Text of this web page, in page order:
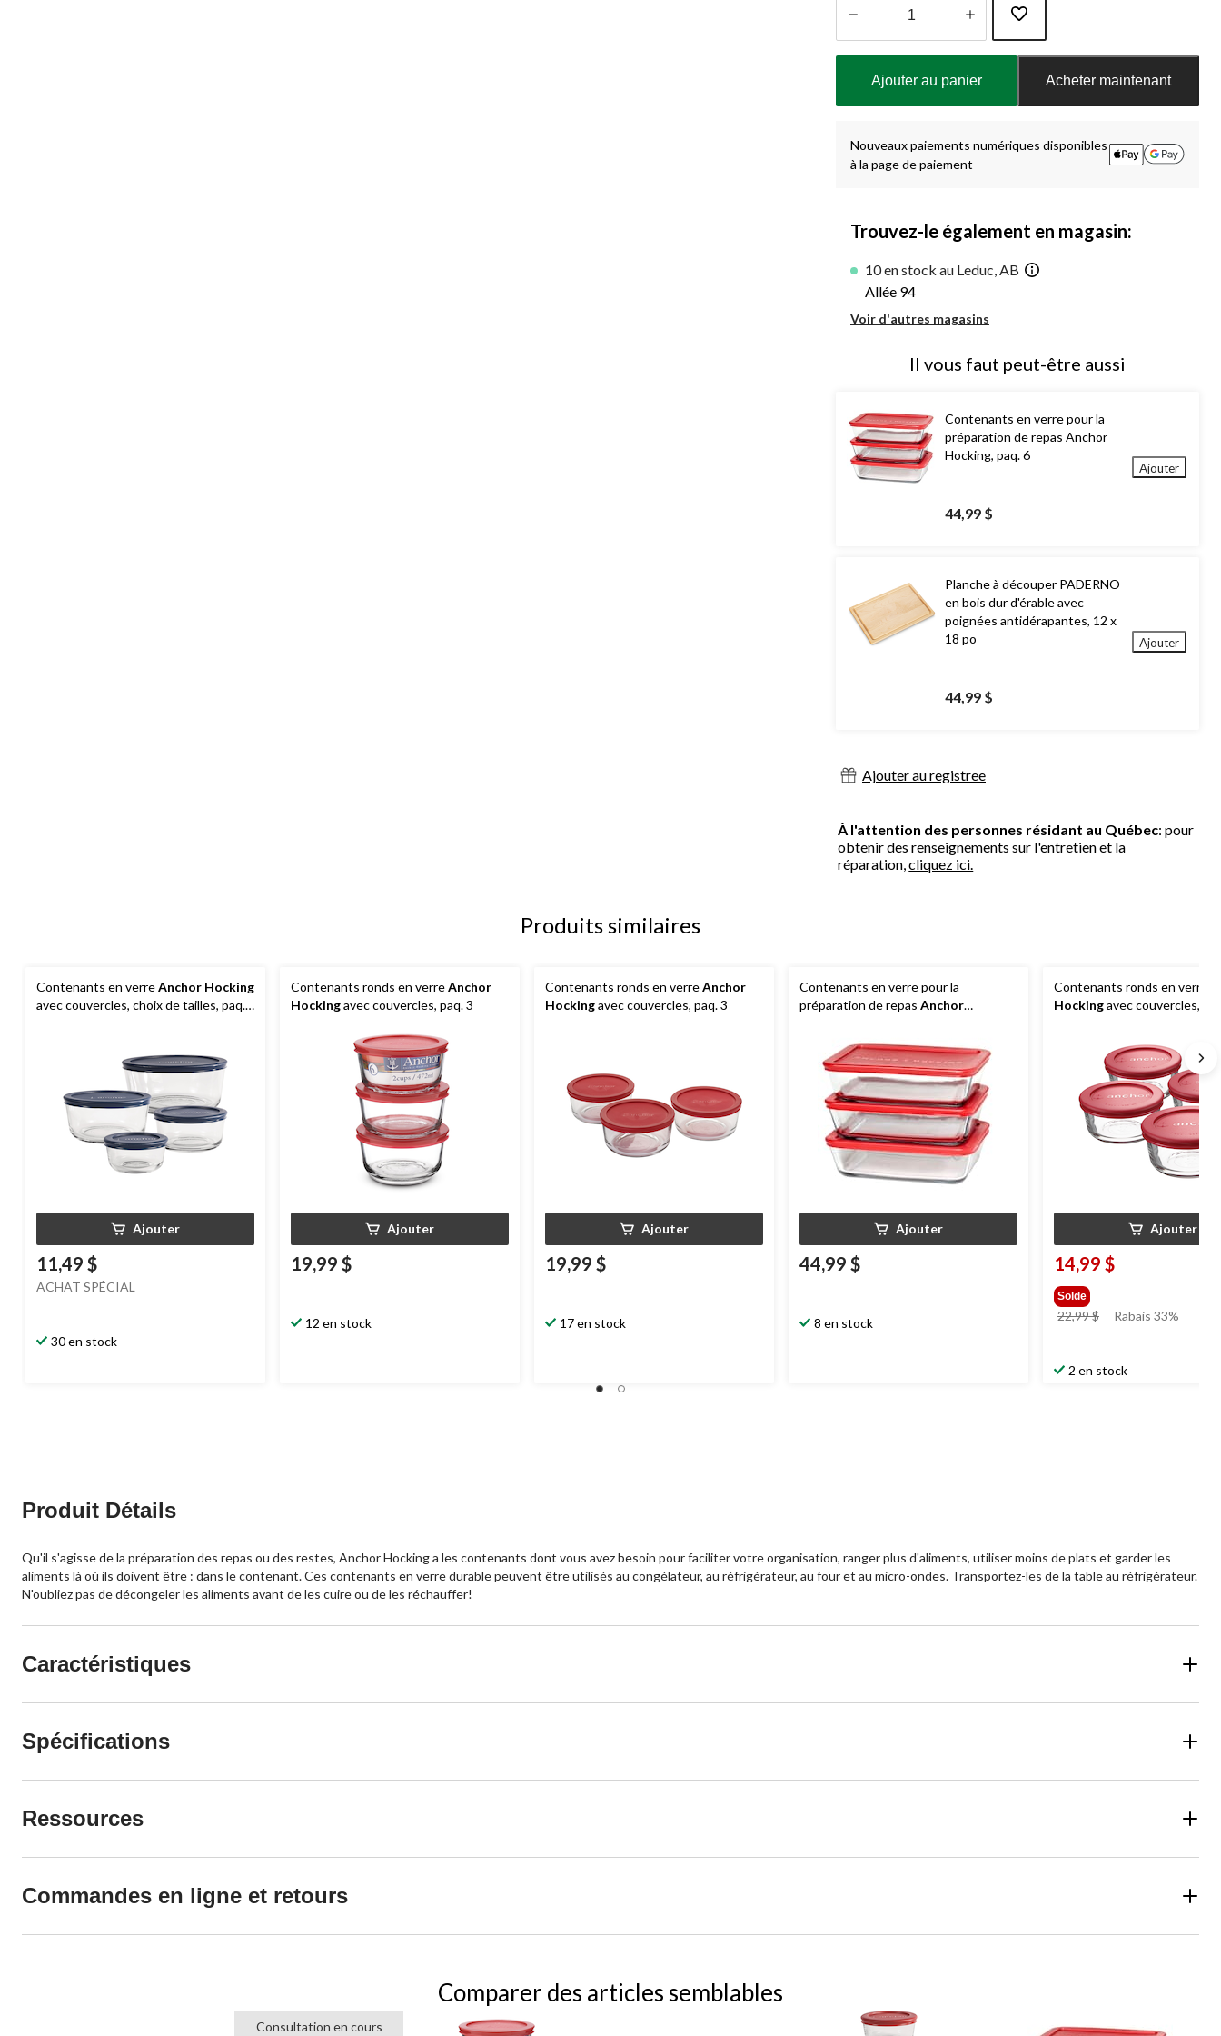
Ajouter au panier Acheter maintenant
Nouveaux paiements numériques disponibles
à la page de paiement
Trouvez-le également en magasin:
10 en stock au Leduc, AB
Allée 94
Voir d'autres magasins
Il vous faut peut-être aussi
Contenants en verre pour la
préparation de repas Anchor
Hocking, paq. 6
44,99 $
Ajouter
Planche à découper PADERNO
en bois dur d'érable avec
poignées antidérapantes, 12 x
18 po
44,99 $
Ajouter
Ajouter au registree
À l'attention des personnes résidant au Québec: pour
obtenir des renseignements sur l'entretien et la
réparation,cliquez ici.
Produits similaires
Contenants en verreAnchor Hocking
avec couvercles, choix de tailles, paq.
Ajouter
11,49 $
ACHAT SPÉCIAL
30 en stock
Contenants ronds en verreAnchor
Hockingavec couvercles, paq. 3
Ajouter
19,99 $
12 en stock
Contenants ronds en verreAnchor
Hockingavec couvercles, paq. 3
Ajouter
19,99 $
17 en stock
Contenants en verre pour la
préparation de repas Anchor
Ajouter
44,99 $
8 en stock
Contenants ronds en verre
Hockingavec couvercles,
Ajouter
14,99 $
Solde
22,99 $
prixRabais 33%
2 en stock
Produit Détails
Qu'il s'agisse de la préparation des repas ou des restes, Anchor Hocking a les contenants dont vous avez besoin pour faciliter votre organisation, ranger plus d'aliments, utiliser moins de plats et garder les
aliments là où ils doivent être : dans le contenant. Ces contenants en verre durable peuvent être utilisés au congélateur, au réfrigérateur, au four et au micro-ondes. Transportez-les de la table au réfrigérateur.
N'oubliez pas de décongeler les aliments avant de les cuire ou de les réchauffer!
Caractéristiques
Spécifications
Ressources
Commandes en ligne et retours
Comparer des articles semblables
Consultation en cours